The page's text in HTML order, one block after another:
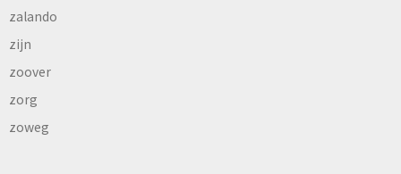
zalando
zijn
zoover
zorg
zoweg